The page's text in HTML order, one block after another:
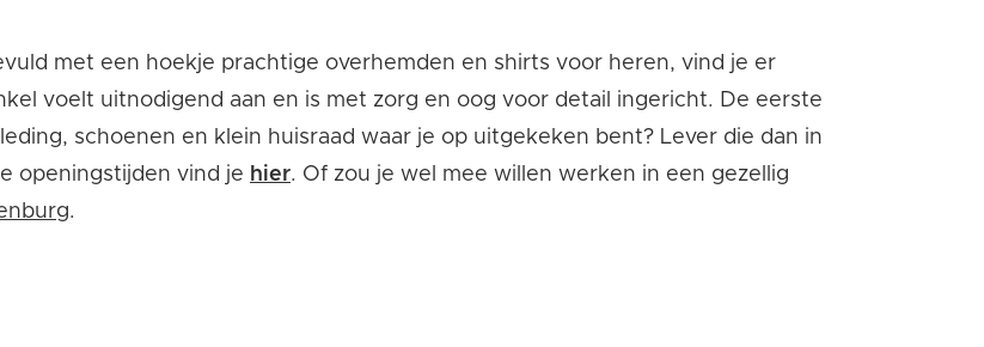
met een hoekje prachtige overhemden en shirts voor heren, vind je er
voelt uitnodigend aan en is met zorg en oog voor detail ingericht. De eerste
schoenen en klein huisraad waar je op uitgekeken bent? Lever die dan in
openingstijden vind je hier. Of zou je wel mee willen werken in een gezellig
.